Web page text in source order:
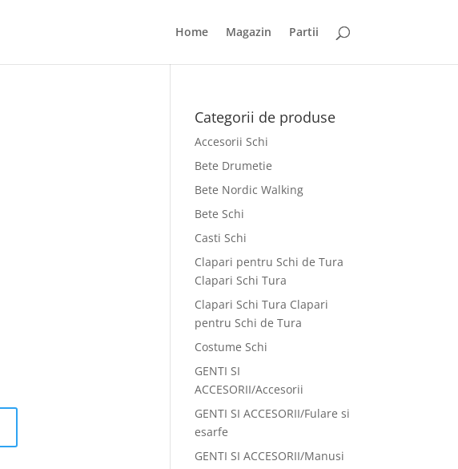
Home Magazin Partii
Categorii de produse
Accesorii Schi
Bete Drumetie
Bete Nordic Walking
Bete Schi
Casti Schi
Clapari pentru Schi de Tura
Clapari Schi Tura
Clapari Schi Tura Clapari
pentru Schi de Tura
Costume Schi
GENTI SI
ACCESORII/Accesorii
GENTI SI ACCESORII/Fulare si
esarfe
GENTI SI ACCESORII/Manusi